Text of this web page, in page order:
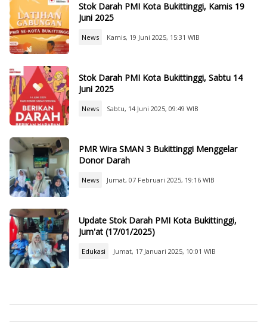
Stok Darah PMI Kota Bukittinggi, Kamis 19
Juni 2025
News Kamis, 19 Juni 2025, 15:31 WIB
Stok Darah PMI Kota Bukittinggi, Sabtu 14
Juni 2025
News Sabtu, 14 Juni 2025, 09:49 WIB
PMR Wira SMAN 3 Bukittinggi Menggelar
Donor Darah
News Jumat, 07 Februari 2025, 19:16 WIB
Update Stok Darah PMI Kota Bukittinggi,
Jum'at (17/01/2025)
Edukasi Jumat, 17 Januari 2025, 10:01 WIB